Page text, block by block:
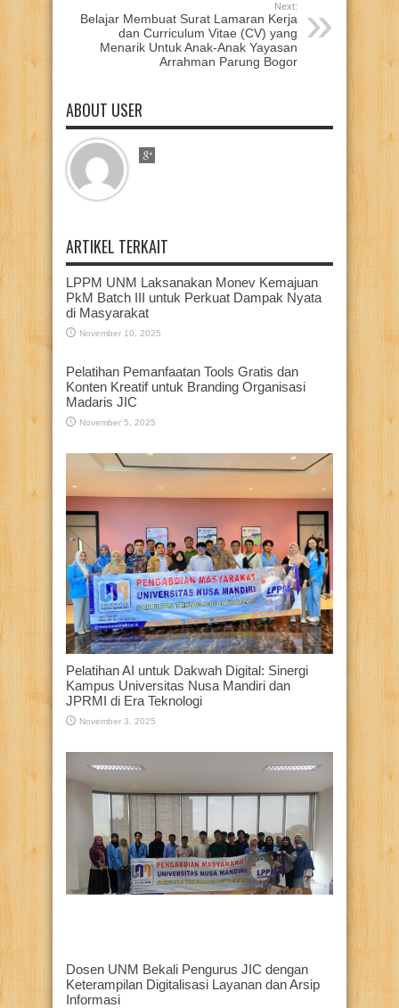
Next:
Belajar Membuat Surat Lamaran Kerja
dan Curriculum Vitae (CV) yang
Menarik Untuk Anak-Anak Yayasan
Arrahman Parung Bogor
ABOUT USER
ARTIKEL TERKAIT
LPPM UNM Laksanakan Monev Kemajuan
PkM Batch III untuk Perkuat Dampak Nyata
di Masyarakat
November 10, 2025
Pelatihan Pemanfaatan Tools Gratis dan
Konten Kreatif untuk Branding Organisasi
Madaris JIC
November 5, 2025
Pelatihan AI untuk Dakwah Digital: Sinergi
Kampus Universitas Nusa Mandiri dan
JPRMI di Era Teknologi
November 3, 2025
Dosen UNM Bekali Pengurus JIC dengan
Keterampilan Digitalisasi Layanan dan Arsip
Informasi